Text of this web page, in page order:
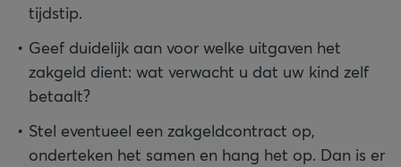
tijdstip.
Geef duidelijk aan voor welke uitgaven het
zakgeld dient: wat verwacht u dat uw kind zelf
betaalt?
Stel eventueel een zakgeldcontract op,
onderteken het samen en hang het op. Dan is er